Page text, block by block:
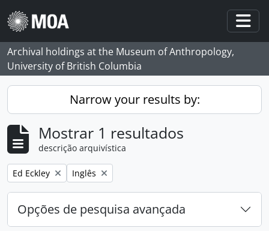
Skip to main content
Archival holdings at the Museum of Anthropology,
University of British Columbia
Narrow your results by:
Mostrar 1 resultados
descrição arquivística
Remove filter:
Ed Eckley Remove filter:
Inglês
Opções de pesquisa avançada